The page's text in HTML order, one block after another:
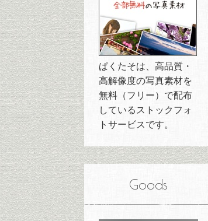
ぱくたそは、高品質・
高解像度の写真素材を
無料（フリー）で配布
しているストックフォ
トサービスです。
Goods